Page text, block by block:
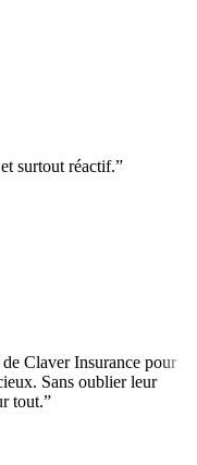
surtout réactif.”
de Claver Insurance pour
Sans oublier leur
tout.”